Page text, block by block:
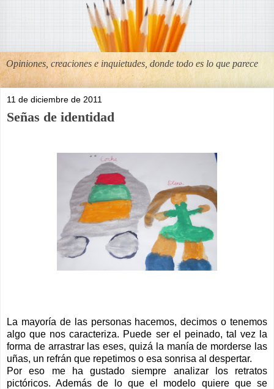
Opiniones, creaciones e inquietudes, donde todo es lo que parece
11 de diciembre de 2011
Señas de identidad
La mayoría de las personas hacemos, decimos o tenemos
algo que nos caracteriza. Puede ser el peinado, tal vez la
forma de arrastrar las eses, quizá la manía de morderse las
uñas, un refrán que repetimos o esa sonrisa al despertar.
Por eso me ha gustado siempre analizar los retratos
pictóricos. Además de lo que el modelo quiere que se